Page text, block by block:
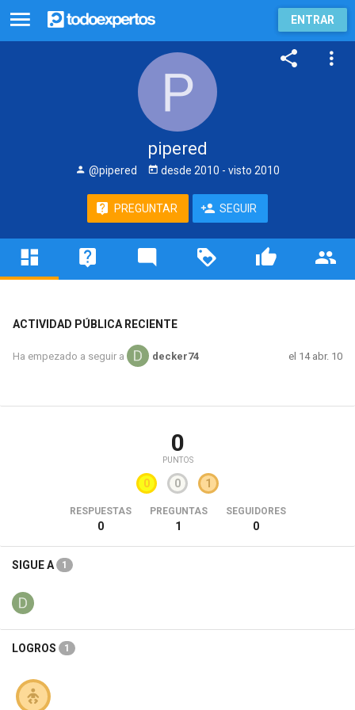
ENTRAR
pipered
@pipered desde 2010 - visto 2010
PREGUNTAR SEGUIR
ACTIVIDAD PÚBLICA RECIENTE
Ha empezado a seguir a decker74 el 14 abr. 10
0
PUNTOS
0 0 1
RESPUESTAS
0
PREGUNTAS
1
SEGUIDORES
0
SIGUE A 1
LOGROS 1